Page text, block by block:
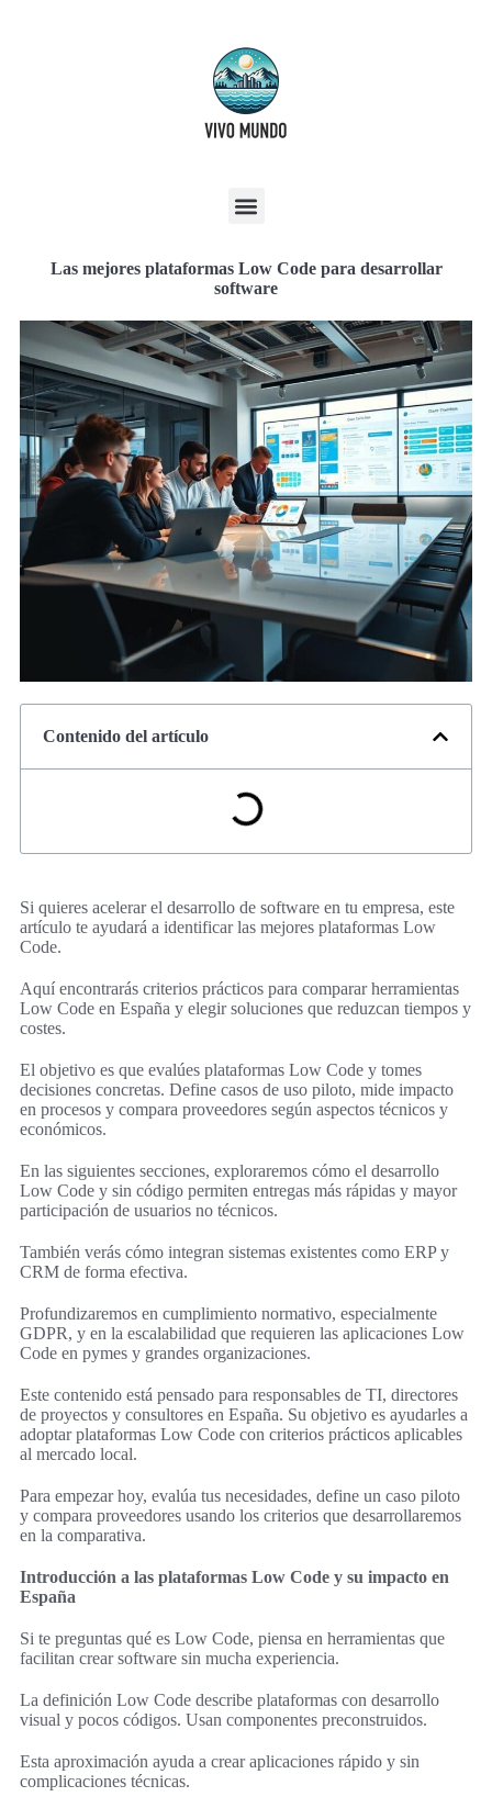
Las mejores plataformas Low Code para desarrollar
software
Contenido del artículo
Si quieres acelerar el desarrollo de software en tu empresa, este
artículo te ayudará a identificar las mejores plataformas Low
Code.
Aquí encontrarás criterios prácticos para comparar herramientas
Low Code en España y elegir soluciones que reduzcan tiempos y
costes.
El objetivo es que evalúes plataformas Low Code y tomes
decisiones concretas. Define casos de uso piloto, mide impacto
en procesos y compara proveedores según aspectos técnicos y
económicos.
En las siguientes secciones, exploraremos cómo el desarrollo
Low Code y sin código permiten entregas más rápidas y mayor
participación de usuarios no técnicos.
También verás cómo integran sistemas existentes como ERP y
CRM de forma efectiva.
Profundizaremos en cumplimiento normativo, especialmente
GDPR, y en la escalabilidad que requieren las aplicaciones Low
Code en pymes y grandes organizaciones.
Este contenido está pensado para responsables de TI, directores
de proyectos y consultores en España. Su objetivo es ayudarles a
adoptar plataformas Low Code con criterios prácticos aplicables
al mercado local.
Para empezar hoy, evalúa tus necesidades, define un caso piloto
y compara proveedores usando los criterios que desarrollaremos
en la comparativa.
Introducción a las plataformas Low Code y su impacto en
España
Si te preguntas qué es Low Code, piensa en herramientas que
facilitan crear software sin mucha experiencia.
La definición Low Code describe plataformas con desarrollo
visual y pocos códigos. Usan componentes preconstruidos.
Esta aproximación ayuda a crear aplicaciones rápido y sin
complicaciones técnicas.